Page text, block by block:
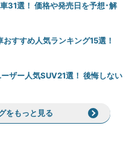
31選！ 価格や発売日を予想･解
すすめ人気ランキング15選！
ザー人気SUV21選！ 後悔しない
をもっと見る